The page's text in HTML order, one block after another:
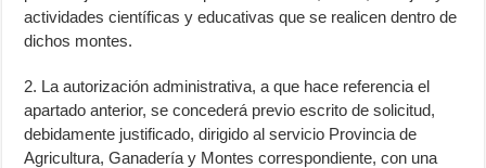
actividades científicas y educativas que se realicen dentro de
dichos montes.
2. La autorización administrativa, a que hace referencia el
apartado anterior, se concederá previo escrito de solicitud,
debidamente justificado, dirigido al servicio Provincia de
Agricultura, Ganadería y Montes correspondiente, con una